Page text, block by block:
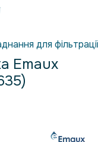
для
Emaux